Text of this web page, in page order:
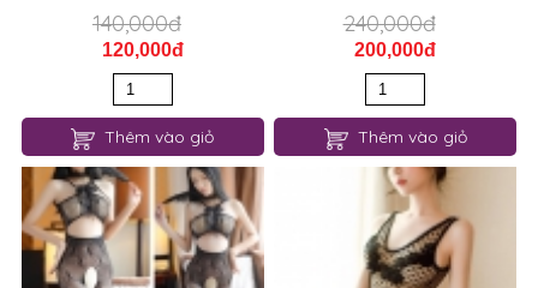
140,000đ
120,000đ
Thêm vào giỏ
240,000đ
200,000đ
Thêm vào giỏ